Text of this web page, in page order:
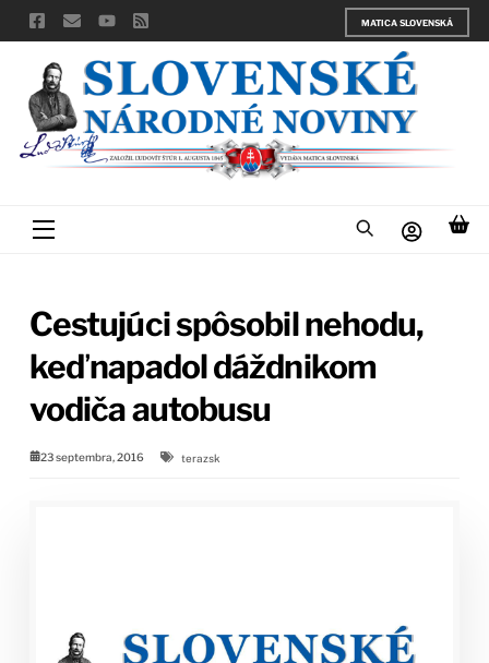
Skip
to
content
MATICA SLOVENSKÁ
Menu
Cestujúci spôsobil nehodu,
keď napadol dáždnikom
vodiča autobusu
23 septembra, 2016 terazsk